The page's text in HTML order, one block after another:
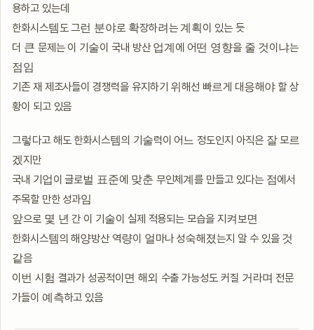
용하고 있는데
한화시스템도 그런 분야로 확장하려는 계획이 있는 듯
더 큰 문제는 이 기술이 국내 방산 업계에 어떤 영향을 줄 것이냐는
점임
기존 재 제조사들이 경쟁력을 유지하기 위해선 빠르게 대응해야 할 상
황이 되고 있음
그렇다고 해도 한화시스템의 기술력이 어느 정도인지 아직은 잘 모르
겠지만
국내 기업이 글로벌 표준에 맞춘 무인체계를 만들고 있다는 점에서
주목할 만한 성과임
앞으로 몇 년 간 이 기술이 실제 적용되는 모습을 지켜보면
한화시스템의 해양방산 역량이 얼마나 성숙해졌는지 알 수 있을 것
같음
이번 시험 결과가 성공적이면 해외 수출 가능성도 커질 거라며 전문
가들이 예측하고 있음